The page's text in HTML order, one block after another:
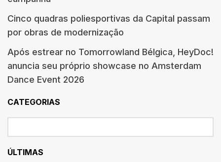
Cinco quadras poliesportivas da Capital passam
por obras de modernização
Após estrear no Tomorrowland Bélgica, HeyDoc!
anuncia seu próprio showcase no Amsterdam
Dance Event 2026
CATEGORIAS
ÚLTIMAS